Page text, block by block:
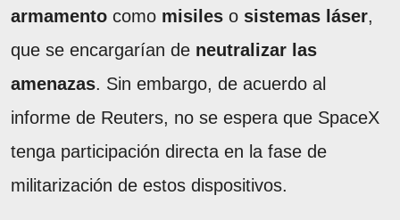
armamento como misiles o sistemas láser,
que se encargarían de neutralizar las
amenazas. Sin embargo, de acuerdo al
informe de Reuters, no se espera que SpaceX
tenga participación directa en la fase de
militarización de estos dispositivos.